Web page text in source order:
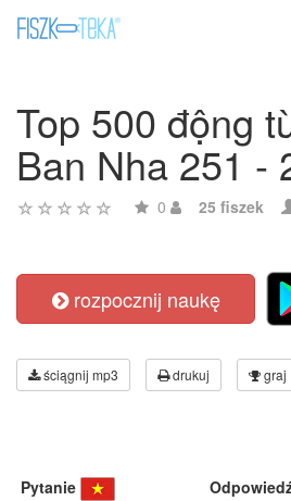
Top 500 động
Ban Nha 251 -
0 25 fiszek
rozpocznij naukę
ściągnij mp3 drukuj graj
Pytanie